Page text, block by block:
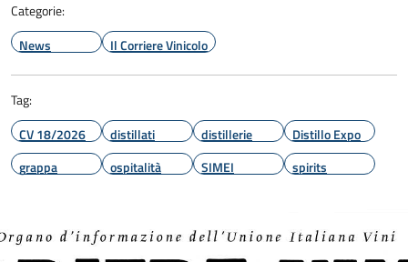
Categorie:
News
Il Corriere Vinicolo
Tag:
CV 18/2026
distillati distillerie
Distillo Expo
grappa
ospitalità SIMEI spirits